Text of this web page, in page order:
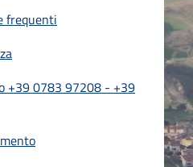
frequenti
+39 0783 97208 - +39